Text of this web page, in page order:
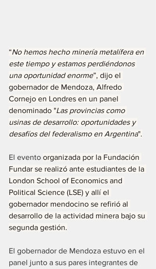
“No hemos hecho minería metalífera en
este tiempo y estamos perdiéndonos
una oportunidad enorme”, dijo el
gobernador de Mendoza, Alfredo
Cornejo en Londres en un panel
denominado "Las provincias como
usinas de desarrollo: oportunidades y
desafíos del federalismo en Argentina".
El evento organizada por la Fundación
Fundar se realizó ante estudiantes de la
London School of Economics and
Political Science (LSE) y allí el
gobernador mendocino se refirió al
desarrollo de la actividad minera bajo su
segunda gestión.
El gobernador de Mendoza estuvo en el
panel junto a sus pares integrantes de